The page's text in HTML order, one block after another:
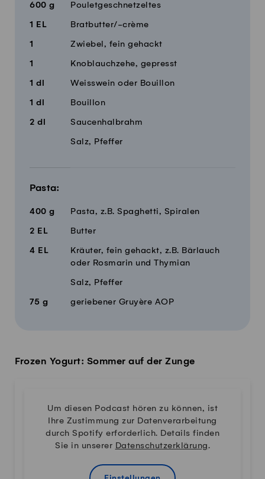
600 g Pouletgeschnetzeltes
1 EL Bratbutter/-crème
1 Zwiebel, fein gehackt
1 Knoblauchzehe, gepresst
1 dl Weisswein oder Bouillon
1 dl Bouillon
2 dl Saucenhalbrahm
Salz, Pfeffer
Pasta:
400 g Pasta, z.B. Spaghetti, Spiralen
2 EL Butter
4 EL
Kräuter, fein gehackt, z.B. Bärlauch
oder Rosmarin und Thymian
Salz, Pfeffer
75 g geriebener Gruyère AOP
Frozen Yogurt: Sommer auf der Zunge
Um diesen Podcast hören zu können, ist
Ihre Zustimmung zur Datenverarbeitung
durch Spotify erforderlich. Details finden
Sie in unserer Datenschutzerklärung.